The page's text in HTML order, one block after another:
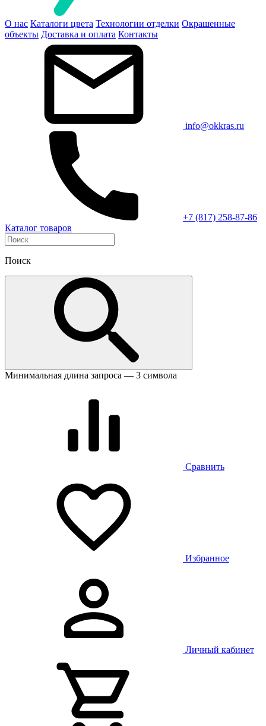
О нас Каталоги цвета Технологии отделки Окрашенные
объекты Доставка и оплата Контакты
info@okkras.ru
+7 (817) 258-87-86
Каталог товаров
Поиск
Минимальная длина запроса — 3 символа
Сравнить
Избранное
Личный кабинет